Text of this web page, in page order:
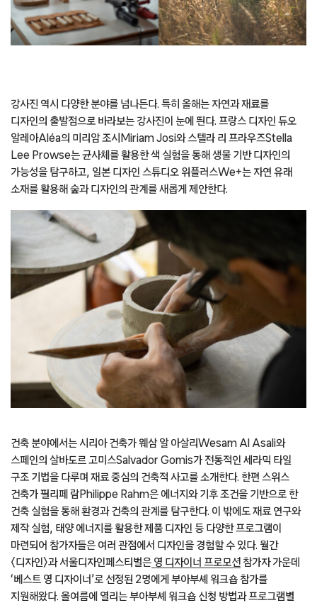
강사진 역시 다양한 분야를 넘나든다. 특히 올해는 자연과 재료를
디자인의 출발점으로 바라보는 강사진이 눈에 띈다. 프랑스 디자인 듀오
알레아Aléa의 미리암 조시Miriam Josi와 스텔라 리 프라우즈Stella
Lee Prowse는 균사체를 활용한 색 실험을 통해 생물 기반 디자인의
가능성을 탐구하고, 일본 디자인 스튜디오 위플러스We+는 자연 유래
소재를 활용해 숲과 디자인의 관계를 새롭게 제안한다.
건축 분야에서는 시리아 건축가 웨삼 알 아살리Wesam Al Asali와
스페인의 살바도르 고미스Salvador Gomis가 전통적인 세라믹 타일
구조 기법을 다루며 재료 중심의 건축적 사고를 소개한다. 한편 스위스
건축가 필리페 람Philippe Rahm은 에너지와 기후 조건을 기반으로 한
건축 실험을 통해 환경과 건축의 관계를 탐구한다. 이 밖에도 재료 연구와
제작 실험, 태양 에너지를 활용한 제품 디자인 등 다양한 프로그램이
마련되어 참가자들은 여러 관점에서 디자인을 경험할 수 있다. 월간
〈디자인〉과 서울디자인페스티벌은 영 디자이너 프로모션 참가자 가운데
‘베스트 영 디자이너’로 선정된 2명에게 부아부셰 워크숍 참가를
지원해왔다. 올여름에 열리는 부아부셰 워크숍 신청 방법과 프로그램별